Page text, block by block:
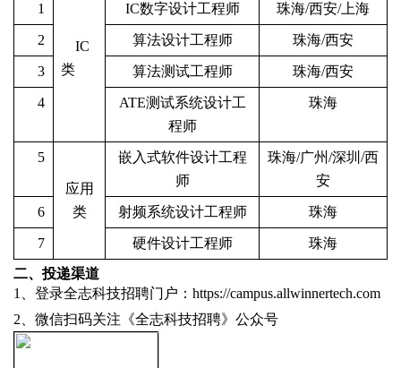
1
IC
类
IC数字设计工程师 珠海/西安/上海
2 算法设计工程师 珠海/西安
3 算法测试工程师 珠海/西安
4 ATE测试系统设计工
程师
珠海
5
应用
类
嵌入式软件设计工程
师
珠海/广州/深圳/西
安
6 射频系统设计工程师 珠海
7 硬件设计工程师
珠海
二、投递渠道
1、登录全志科技招聘门户： https://campus.allwinnertech.com
2、微信扫码关注《全志科技招聘》公众号